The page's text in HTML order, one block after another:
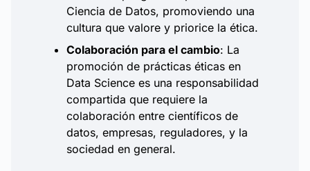
Ciencia de Datos, promoviendo una
cultura que valore y priorice la ética.
Colaboración para el cambio: La
promoción de prácticas éticas en
Data Science es una responsabilidad
compartida que requiere la
colaboración entre científicos de
datos, empresas, reguladores, y la
sociedad en general.